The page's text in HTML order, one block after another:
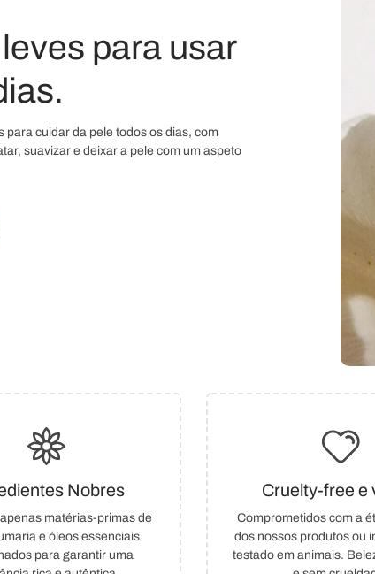
para usar
para cuidar da pele todos os dias, com
suavizar e deixar a pele com um aspeto
Nobres
matérias-primas de
e óleos essenciais
para garantir uma
Cruelty-free e
Comprometidos com a
dos nossos produtos ou
testado em animais.